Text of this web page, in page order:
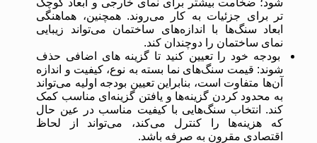
شود؛ ضخامت بیشتر برای نمای خارجی و ابعاد کوچک
‌تر برای جزئیات به کار می‌روند. همچنین، هماهنگی
ابعاد سنگ‌ها با اندازه‌های ساختمان می‌تواند زیبایی
نمای ساختمان را دوچندان کند.
بودجه خود را تعیین کنید تا گزینه های اضافی حذف
شوند: قیمت سنگ‌های نما بسته به نوع، کیفیت و اندازه
آن‌ها متفاوت است، بنابراین تعیین بودجه اولیه می‌تواند
به محدود کردن گزینه‌ها و یافتن گزینه‌ای مناسب کمک
کند. انتخاب سنگ‌هایی با کیفیت مناسب در عین حال
که هزینه‌ها را کنترل می‌کند، می‌تواند از لحاظ
اقتصادی مقرون به صرفه باشد.